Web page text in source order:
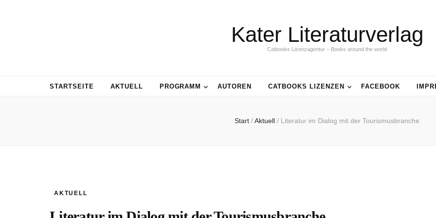
Kater Literaturverlag
Catbooks Lizenzagentur – Books around the world
STARTSEITE AKTUELL PROGRAMM AUTOREN CATBOOKS LIZENZEN FACEBOOK
Start /Aktuell / Literatur im Dialog mit der Tourismusbranche
AKTUELL